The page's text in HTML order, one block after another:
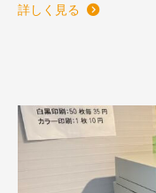
詳しく見る